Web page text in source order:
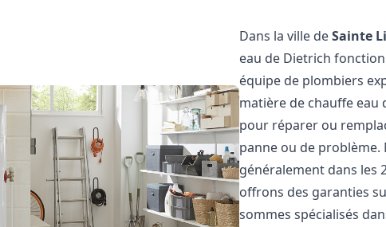
Dans la ville deSainte
eau de Dietrich
équipe de plombiers
matière de chauffe
pour réparer ou
panne ou de
généralement dans les
offrons des garanties
sommes spécialisés